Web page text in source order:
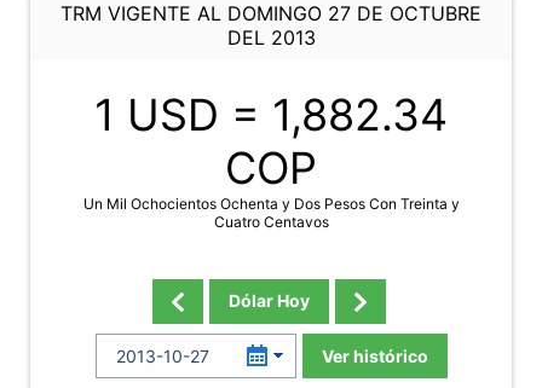
TRM VIGENTE AL DOMINGO 27 DE OCTUBRE
DEL 2013
1 USD = 1,882.34
COP
Un Mil Ochocientos Ochenta y Dos Pesos Con Treinta y
Cuatro Centavos
Dólar Hoy
Ver histórico